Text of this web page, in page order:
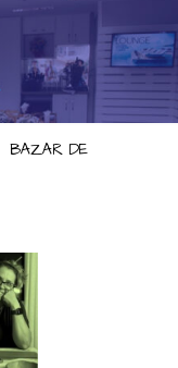
BAZAR DE